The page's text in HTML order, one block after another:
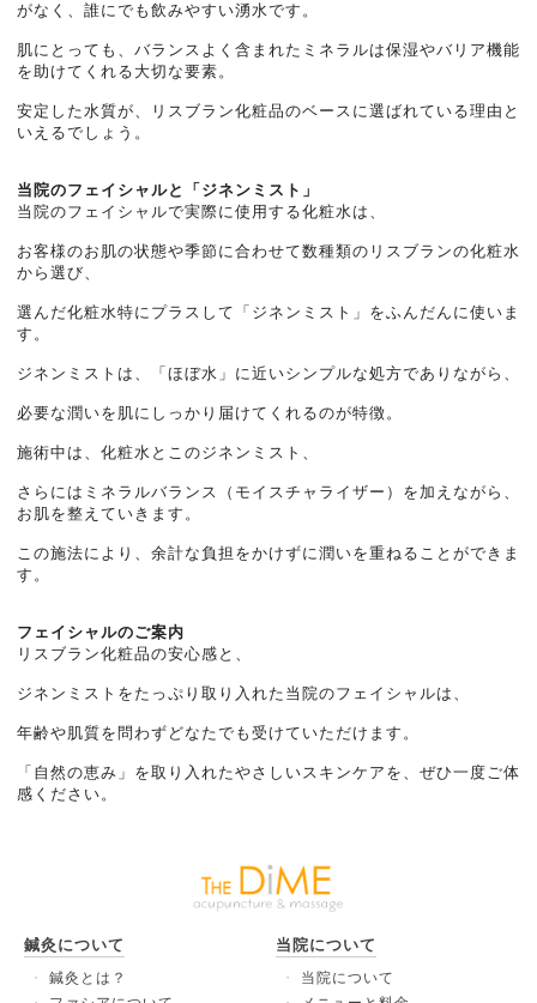
がなく、誰にでも飲みやすい湧水です。
肌にとっても、バランスよく含まれたミネラルは保湿やバリア機能
を助けてくれる大切な要素。
安定した水質が、リスブラン化粧品のベースに選ばれている理由と
いえるでしょう。
当院のフェイシャルと「ジネンミスト」
当院のフェイシャルで実際に使用する化粧水は、
お客様のお肌の状態や季節に合わせて数種類のリスブランの化粧水
から選び、
選んだ化粧水特にプラスして「ジネンミスト」をふんだんに使いま
す。
ジネンミストは、「ほぼ水」に近いシンプルな処方でありながら、
必要な潤いを肌にしっかり届けてくれるのが特徴。
施術中は、化粧水とこのジネンミスト、
さらにはミネラルバランス（モイスチャライザー）を加えながら、
お肌を整えていきます。
この施法により、余計な負担をかけずに潤いを重ねることができま
す。
フェイシャルのご案内
リスブラン化粧品の安心感と、
ジネンミストをたっぷり取り入れた当院のフェイシャルは、
年齢や肌質を問わずどなたでも受けていただけます。
「自然の恵み」を取り入れたやさしいスキンケアを、ぜひ一度ご体
感ください。
鍼灸について
鍼灸とは？
当院について
当院について